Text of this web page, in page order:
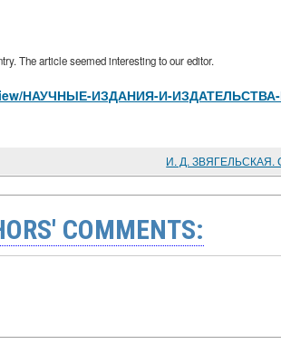
The article seemed interesting to our editor.
НАУЧНЫЕ-ИЗДАНИЯ-И-
COMMENTS: